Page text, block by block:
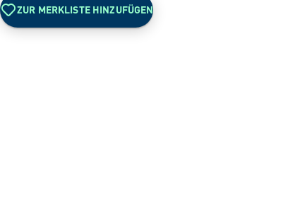
ZUR MERKLISTE HINZUFÜGEN